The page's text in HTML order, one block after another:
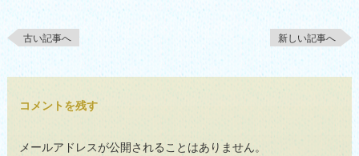
古い記事へ 新しい記事へ
コメントを残す
メールアドレスが公開されることはありません。